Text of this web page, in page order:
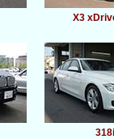
X3
318i